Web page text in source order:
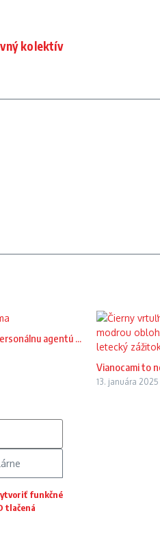
kolektív
agentú ...
Vianocami to
13. januára 2025
funkčné
tlačená